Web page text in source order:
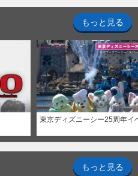
もっと見る
東京ディズニーシー25周年イ
もっと見る